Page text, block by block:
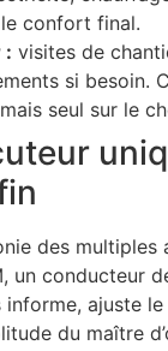
confort final.
: visites de
si besoin.
seul sur le
des multiples
un conducteur
informe, ajuste
du maître